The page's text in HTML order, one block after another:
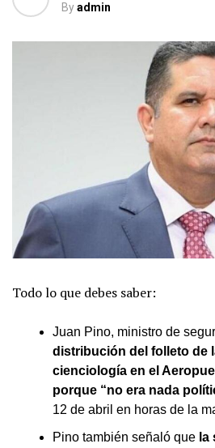
Byadmin
Todo lo que debes saber:
Juan Pino, ministro de
distribución del folleto de
cienciología en el
porque “no era nada
12 de abril en horas de la
Pino también señaló que la